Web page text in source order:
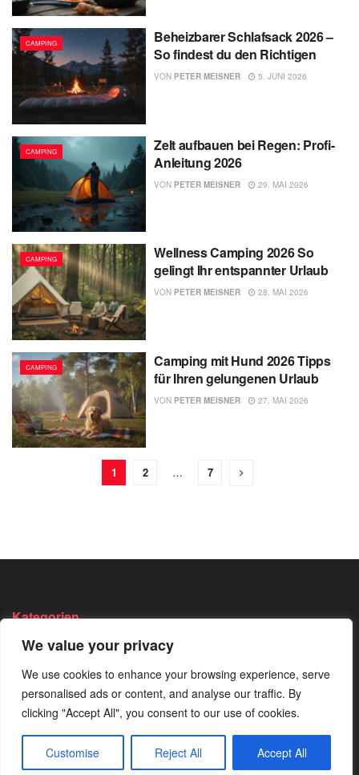
We value your privacy
We use cookies to enhance your browsing experience, serve
personalised ads or content, and analyse our traffic. By
clicking "Accept All", you consent to our use of cookies.
Customise Reject All Accept All
CAMPING
Beheizbarer Schlafsack 2026 –
So findest du den Richtigen
VON PETER MEISNER 5. JUNI 2026
CAMPING
Zelt aufbauen bei Regen: Profi-
Anleitung 2026
VON PETER MEISNER 29. MAI 2026
CAMPING
Wellness Camping 2026 So
gelingt Ihr entspannter Urlaub
VON PETER MEISNER 28. MAI 2026
CAMPING
Camping mit Hund 2026 Tipps
für Ihren gelungenen Urlaub
VON PETER MEISNER 27. MAI 2026
1 2 … 7
Kategorien
Angeln
Bushcraft
Camping
Jagen
Survival
Trekking
Von Der
Redaktion
Wissen